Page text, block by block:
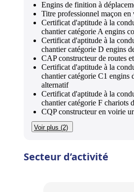
Engins de finition à
Titre professionnel maçon
Certificat d'aptitude à la
chantier catégorie A engins
Certificat d'aptitude à la
chantier catégorie D engins
CAP constructeur de routes
Certificat d'aptitude à la
chantier catégorie C1 engins
alternatif
Certificat d'aptitude à la
chantier catégorie F chariots
CQP constructeur en voirie
Voir plus (2)
Secteur d’activité